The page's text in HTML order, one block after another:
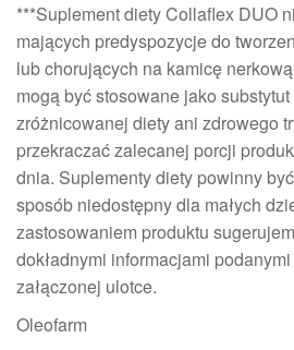
***Suplement diety Collaflex DUO
mających predyspozycje do
lub chorujących na kamicę
mogą być stosowane jako
zróżnicowanej diety ani zdrowego
przekraczać zalecanej porcji
dnia. Suplementy diety powinny
sposób niedostępny dla małych
zastosowaniem produktu
dokładnymi informacjami
załączonej ulotce.
Oleofarm